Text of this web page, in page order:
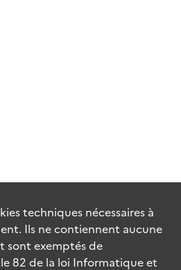
techniques nécessaires à
Ils ne contiennent aucune
sont exemptés de
82 de la loi Informatique et